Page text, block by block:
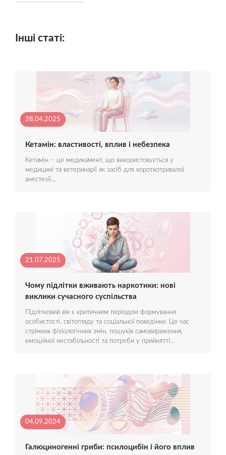
Інші статі:
28.04.2025
Кетамін: властивості, вплив і небезпека
Кетамін – це медикамент, що використовується у
медицині та ветеринарії як засіб для короткотривалої
анестезії…
21.07.2025
Чому підлітки вживають наркотики: нові
виклики сучасного суспільства
Підлітковий вік є критичним періодом формування
особистості, світогляду та соціальної поведінки. Це час
стрімких фізіологічних змін, пошуків самовираження,
емоційної нестабільності та потреби у прийнятті…
04.09.2024
Галюциногенні гриби: псилоцибін і його вплив